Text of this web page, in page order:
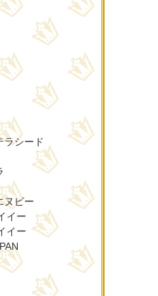
シード
ヌピー
イー
イー